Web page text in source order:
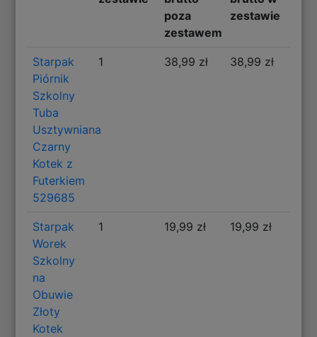
poza
zestawem
zestawie
Starpak
Piórnik
Szkolny
Tuba
Usztywniana
Czarny
Kotek z
Futerkiem
529685
1 38,99 zł 38,99 zł
Starpak
Worek
Szkolny
na
Obuwie
Złoty
Kotek
1 19,99 zł 19,99 zł